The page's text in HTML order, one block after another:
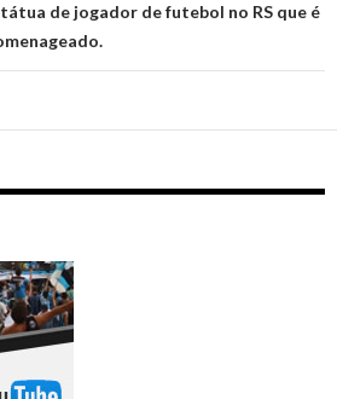
de jogador de futebol no RS que é